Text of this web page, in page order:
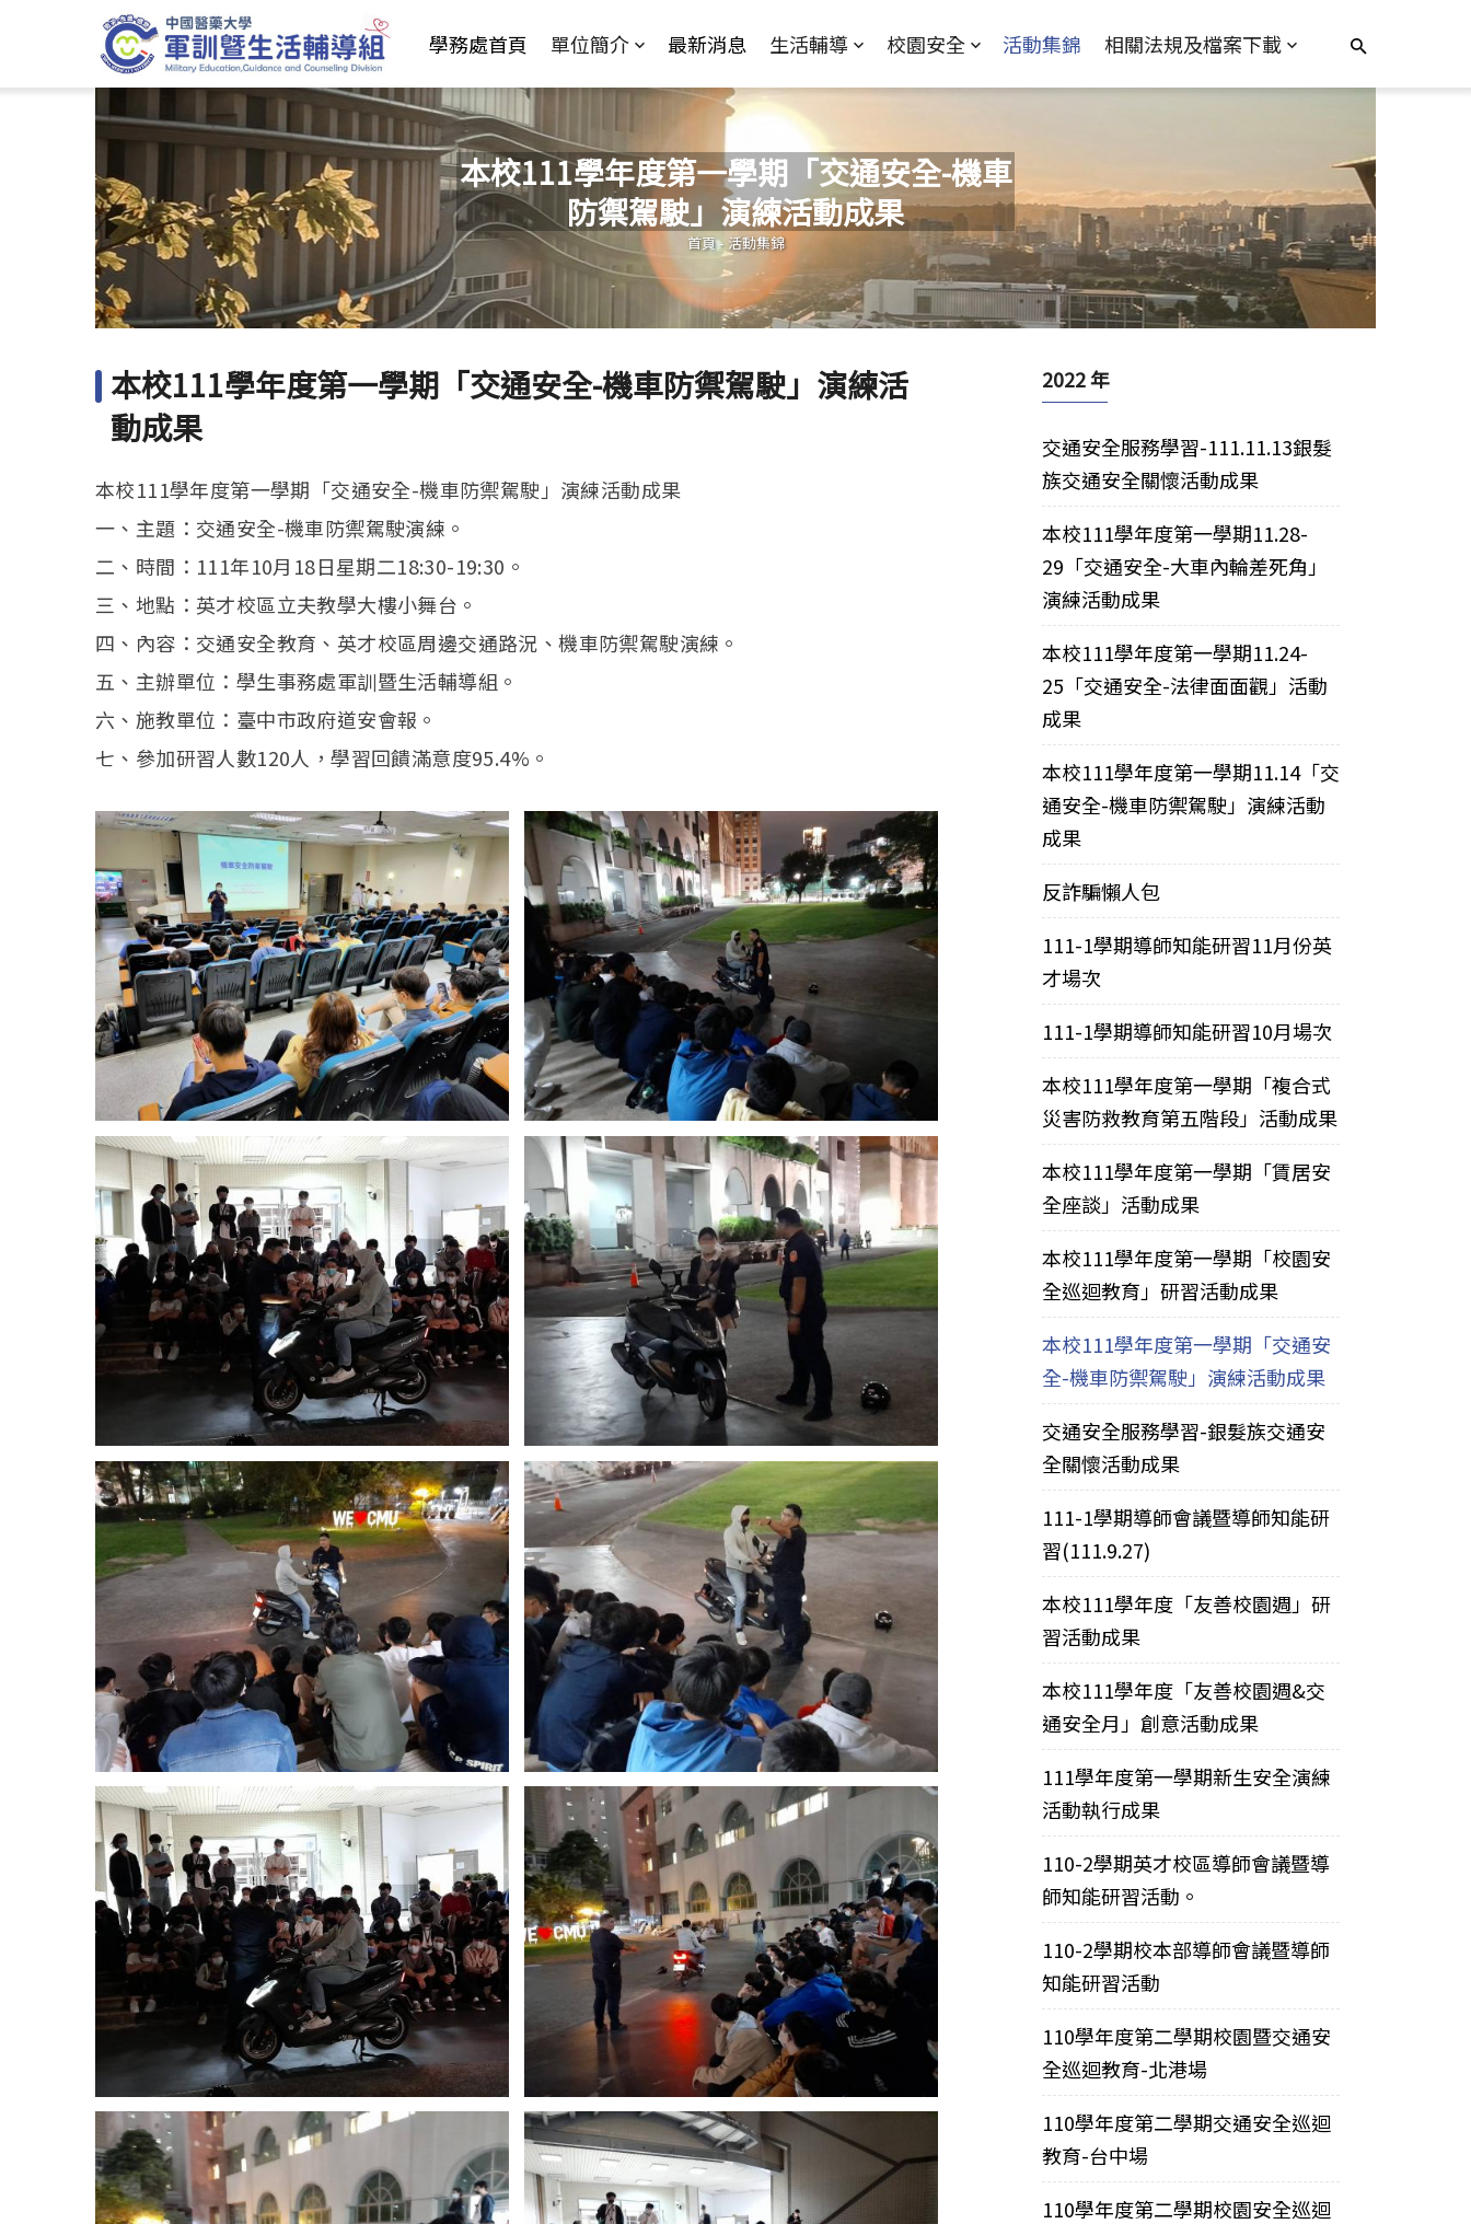
學務處首頁 單位簡介 最新消息 生活輔導 校園安全 活動集錦 相關法規及檔案下載
本校111學年度第一學期「交通安全-機車
防禦駕駛」演練活動成果
您在這裡
首頁- 活動集錦
本校111學年度第一學期「交通安全-機車防禦駕駛」演練活
動成果
本校111學年度第一學期「交通安全-機車防禦駕駛」演練活動成果
一、主題：交通安全-機車防禦駕駛演練。
二、時間：111年10月18日星期二18:30-19:30。
三、地點：英才校區立夫教學大樓小舞台。
四、內容：交通安全教育、英才校區周邊交通路況、機車防禦駕駛演練。
五、主辦單位：學生事務處軍訓暨生活輔導組。
六、施教單位：臺中市政府道安會報。
七、參加研習人數120人，學習回饋滿意度95.4%。
2022 年
交通安全服務學習-111.11.13銀髮
族交通安全關懷活動成果
本校111學年度第一學期11.28-
29「交通安全-大車內輪差死角」
演練活動成果
本校111學年度第一學期11.24-
25「交通安全-法律面面觀」活動
成果
本校111學年度第一學期11.14「交
通安全-機車防禦駕駛」演練活動
成果
反詐騙懶人包
111-1學期導師知能研習11月份英
才場次
111-1學期導師知能研習10月場次
本校111學年度第一學期「複合式
災害防救教育第五階段」活動成果
本校111學年度第一學期「賃居安
全座談」活動成果
本校111學年度第一學期「校園安
全巡迴教育」研習活動成果
本校111學年度第一學期「交通安
全-機車防禦駕駛」演練活動成果
交通安全服務學習-銀髮族交通安
全關懷活動成果
111-1學期導師會議暨導師知能研
習(111.9.27)
本校111學年度「友善校園週」研
習活動成果
本校111學年度「友善校園週&交
通安全月」創意活動成果
111學年度第一學期新生安全演練
活動執行成果
110-2學期英才校區導師會議暨導
師知能研習活動。
110-2學期校本部導師會議暨導師
知能研習活動
110學年度第二學期校園暨交通安
全巡迴教育-北港場
110學年度第二學期交通安全巡迴
教育-台中場
110學年度第二學期校園安全巡迴